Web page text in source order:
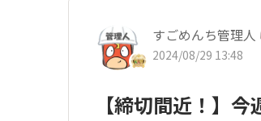
すごめんち管理人
2024/08/29 13:48
【締切間近！】